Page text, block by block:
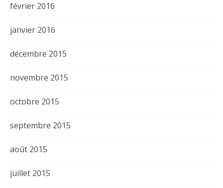
février 2016
janvier 2016
décembre 2015
novembre 2015
octobre 2015
septembre 2015
août 2015
juillet 2015